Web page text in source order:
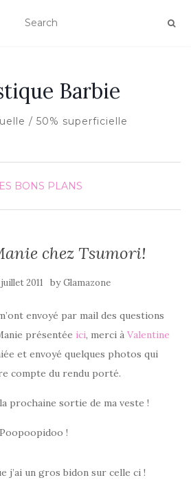
LA NAVIGATION
Barbie
/ 50% superficielle
BONS PLANS
chez Tsumori!
juillet 2011 byGlamazone
envoyé par mail des questions
présentée ici, merci à Valentine
et envoyé quelques photos qui
compte du rendu porté.
prochaine sortie de ma veste !
Poopoopidoo !
j’ai un gros bidon sur celle ci !